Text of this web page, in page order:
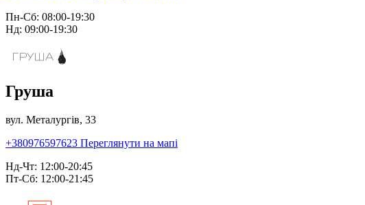
Пн-Сб: 08:00-19:30
Нд: 09:00-19:30
Груша
вул. Металургів, 33
+380976597623 Переглянути на мапі
Нд-Чт: 12:00-20:45
Пт-Сб: 12:00-21:45